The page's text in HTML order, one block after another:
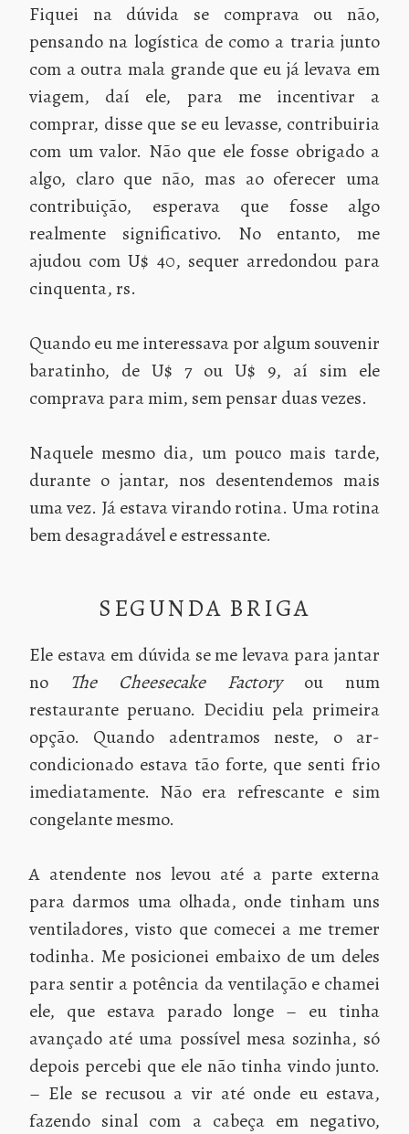
Fiquei na dúvida se comprava ou não,
pensando na logística de como a traria junto
com a outra mala grande que eu já levava em
viagem, daí ele, para me incentivar a
comprar, disse que se eu levasse, contribuiria
com um valor. Não que ele fosse obrigado a
algo, claro que não, mas ao oferecer uma
contribuição, esperava que fosse algo
realmente significativo. No entanto, me
ajudou com U$ 40, sequer arredondou para
cinquenta, rs.
Quando eu me interessava por algum souvenir
baratinho, de U$ 7 ou U$ 9, aí sim ele
comprava para mim, sem pensar duas vezes.
Naquele mesmo dia, um pouco mais tarde,
durante o jantar, nos desentendemos mais
uma vez. Já estava virando rotina. Uma rotina
bem desagradável e estressante.
SEGUNDA BRIGA
Ele estava em dúvida se me levava para jantar
no The Cheesecake Factoryou num
restaurante peruano. Decidiu pela primeira
opção. Quando adentramos neste, o ar-
condicionado estava tão forte, que senti frio
imediatamente. Não era refrescante e sim
congelante mesmo.
A atendente nos levou até a parte externa
para darmos uma olhada, onde tinham uns
ventiladores, visto que comecei a me tremer
todinha. Me posicionei embaixo de um deles
para sentir a potência da ventilação e chamei
ele, que estava parado longe – eu tinha
avançado até uma possível mesa sozinha, só
depois percebi que ele não tinha vindo junto.
– Ele se recusou a vir até onde eu estava,
fazendo sinal com a cabeça em negativo,